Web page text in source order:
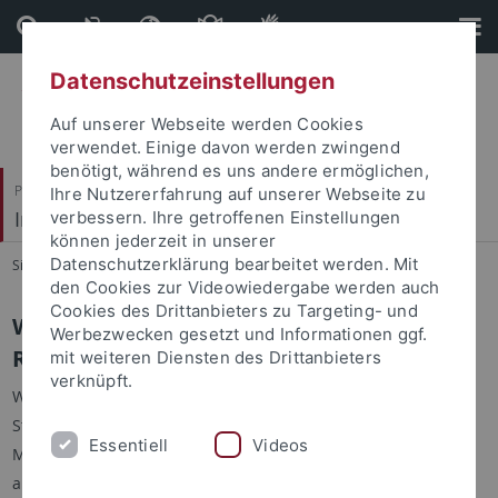
Direkt
zum
Inhalt
Direkt
zur
Fußleiste
Philosophische Fakultät
Institut für Medienwissenschaft
Sie sind hier: Startseite ... Ehemalige Studierende (Alumni)
Workshops von Alumni für Studierende:
Rückblick 2024 und Ankündigung 2024
Wie funktioniert die Pressearbeit in gemeinnützigen
Stiftungen? Warum schreit der Bildungsmarkt nach
Medienwissenschaflter*innen? Wie funktioniert Journalismus
auf TikTok? Was macht ein Intimkoordinator am Filmset? Und
Datenschutzeinstellungen
Auf unserer Webseite werden Cookies
verwendet. Einige davon werden zwingend
benötigt, während es uns andere ermöglichen,
Ihre Nutzererfahrung auf unserer Webseite zu
verbessern. Ihre getroffenen Einstellungen
können jederzeit in unserer
Datenschutzerklärung bearbeitet werden. Mit
den Cookies zur Videowiedergabe werden auch
Cookies des Drittanbieters zu Targeting- und
Werbezwecken gesetzt und Informationen ggf.
mit weiteren Diensten des Drittanbieters
verknüpft.
Essentiell Videos